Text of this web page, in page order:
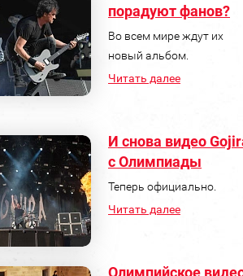
порадуют фанов?
Во всем мире ждут их
новый альбом.
Читать далее
И снова видео
с Олимпиады
Теперь официально.
Читать далее
Олимпийское